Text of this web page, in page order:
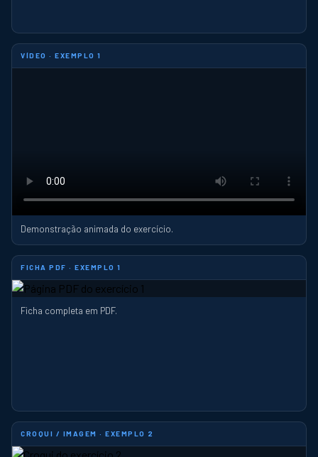
VÍDEO · EXEMPLO 1
Demonstração animada do exercício.
FICHA PDF · EXEMPLO 1
Ficha completa em PDF.
CROQUI / IMAGEM · EXEMPLO 2